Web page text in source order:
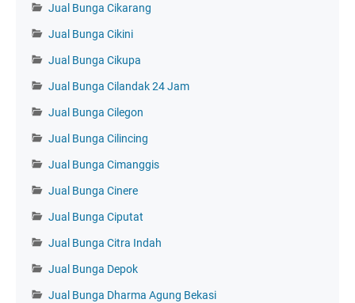
Jual Bunga Cikarang
Jual Bunga Cikini
Jual Bunga Cikupa
Jual Bunga Cilandak 24 Jam
Jual Bunga Cilegon
Jual Bunga Cilincing
Jual Bunga Cimanggis
Jual Bunga Cinere
Jual Bunga Ciputat
Jual Bunga Citra Indah
Jual Bunga Depok
Jual Bunga Dharma Agung Bekasi